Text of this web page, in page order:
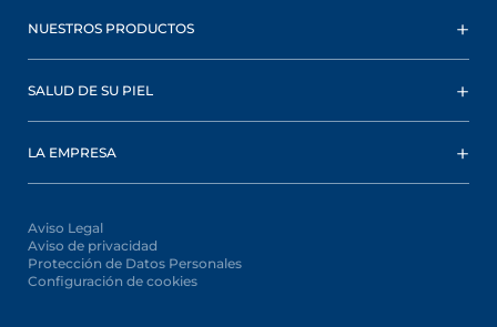
NUESTROS PRODUCTOS
SALUD DE SU PIEL
LA EMPRESA
Aviso Legal
Aviso de privacidad
Protección de Datos Personales
Configuración de cookies